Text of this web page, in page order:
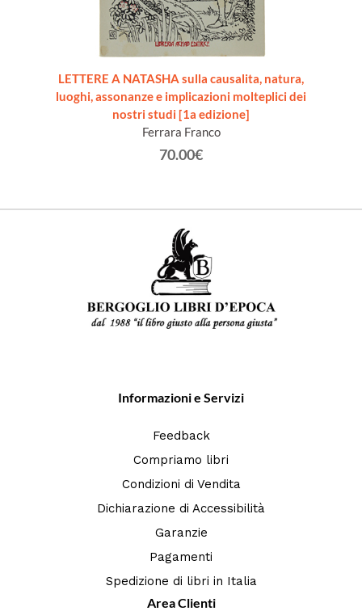
LETTERE A NATASHA sulla causalita, natura,
luoghi, assonanze e implicazioni molteplici dei
nostri studi [1a edizione]
Ferrara Franco
70.00€
Informazioni e Servizi
Feedback
Compriamo libri
Condizioni di Vendita
Dichiarazione di Accessibilità
Garanzie
Pagamenti
Spedizione di libri in Italia
Area Clienti